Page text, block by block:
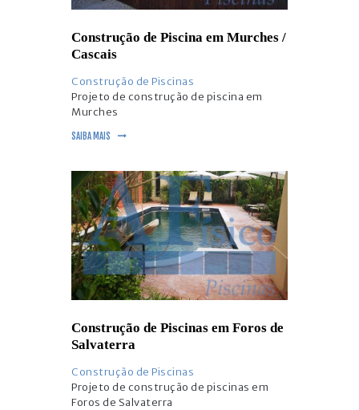
Construção de Piscina em Murches /
Cascais
Construção de Piscinas
Projeto de construção de piscina em
Murches
SAIBA MAIS
Construção de Piscinas em Foros de
Salvaterra
Construção de Piscinas
Projeto de construção de piscinas em
Foros de Salvaterra